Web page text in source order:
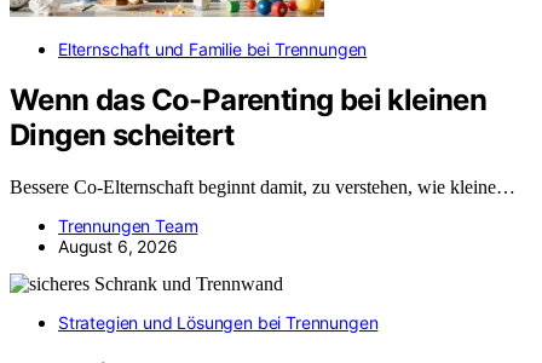
Elternschaft und Familie bei Trennungen
Wenn das Co-Parenting bei kleinen
Dingen scheitert
Bessere Co-Elternschaft beginnt damit, zu verstehen, wie kleine…
Trennungen Team
August 6, 2026
Strategien und Lösungen bei Trennungen